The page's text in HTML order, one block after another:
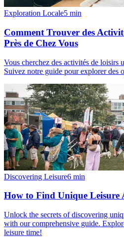
Exploration Locale5 min
Comment Trouver des
Près de Chez Vous
Vous cherchez des activités de loisirs
Suivez notre guide pour explorer des
Discovering Leisure6 min
How to Find Unique Leisure
Unlock the secrets of discovering
with our comprehensive guide.
leisure time!